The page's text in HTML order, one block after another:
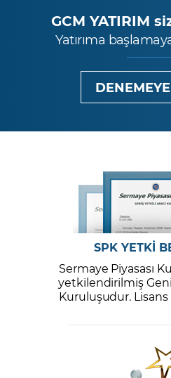
GCM YATIRIM
Yatırıma
SPK YETKİ
Sermaye Piyasası
yetkilendirilmiş
Kuruluşudur. Lisans